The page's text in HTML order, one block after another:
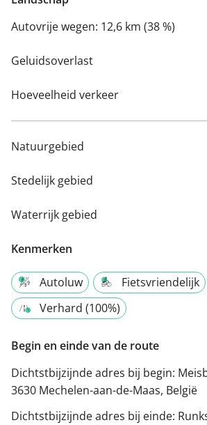
Autovrije wegen: 12,6 km (38 %)
Geluidsoverlast
Hoeveelheid verkeer
Natuurgebied
Stedelijk gebied
Waterrijk gebied
Kenmerken
Autoluw
Fietsvriendelijk
Verhard (100%)
Begin en einde van de route
Dichtstbijzijnde adres bij begin:
3630 Mechelen-aan-de-Maas, België
Dichtstbijzijnde adres bij einde: